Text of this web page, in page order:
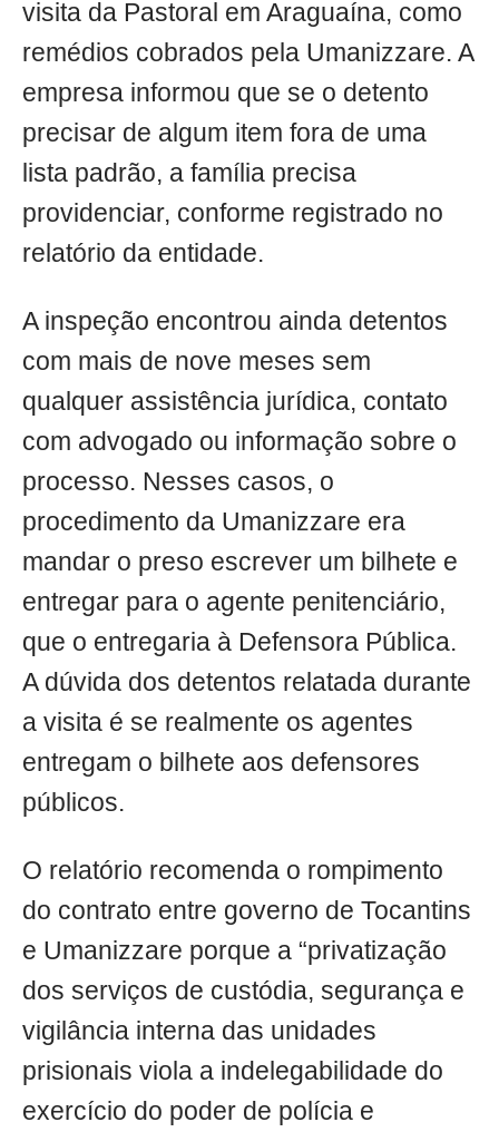
visita da Pastoral em Araguaína, como
remédios cobrados pela Umanizzare. A
empresa informou que se o detento
precisar de algum item fora de uma
lista padrão, a família precisa
providenciar, conforme registrado no
relatório da entidade.
A inspeção encontrou ainda detentos
com mais de nove meses sem
qualquer assistência jurídica, contato
com advogado ou informação sobre o
processo. Nesses casos, o
procedimento da Umanizzare era
mandar o preso escrever um bilhete e
entregar para o agente penitenciário,
que o entregaria à Defensora Pública.
A dúvida dos detentos relatada durante
a visita é se realmente os agentes
entregam o bilhete aos defensores
públicos.
O relatório recomenda o rompimento
do contrato entre governo de Tocantins
e Umanizzare porque a “privatização
dos serviços de custódia, segurança e
vigilância interna das unidades
prisionais viola a indelegabilidade do
exercício do poder de polícia e